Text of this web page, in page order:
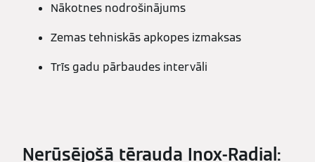
Nākotnes nodrošinājums
Zemas tehniskās apkopes izmaksas
Trīs gadu pārbaudes intervāli
Nerūsējošā tērauda Inox-Radial: